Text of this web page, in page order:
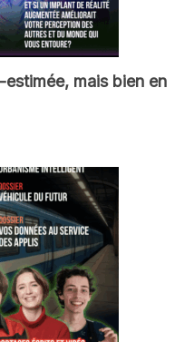
estimée, mais bien en